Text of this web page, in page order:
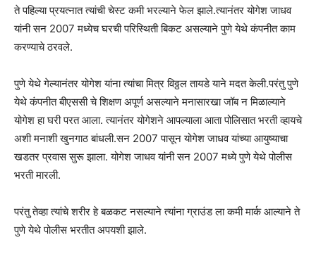
ते पहिल्या प्रयत्नात त्यांची चेस्ट कमी भरल्याने फेल झाले.त्यानंतर योगेश जाधव
यांनी सन 2007 मध्येच घरची परिस्थिती बिकट असल्याने पुणे येथे कंपनीत काम
करण्याचे ठरवले.
पुणे येथे गेल्यानंतर योगेश यांना त्यांचा मित्र विठ्ठल तायडे याने मदत केली.परंतु पुणे
येथे कंपनीत बीएससी चे शिक्षण अपूर्ण असल्याने मनासारखा जॉब न मिळाल्याने
योगेश हा घरी परत आला. त्यानंतर योगेशने आपल्याला आता पोलिसात भरती व्हायचे
अशी मनाशी खुनगाठ बांधली.सन 2007 पासून योगेश जाधव यांच्या आयुष्याचा
खडतर प्रवास सुरू झाला. योगेश जाधव यांनी सन 2007 मध्ये पुणे येथे पोलीस
भरती मारली.
परंतु तेव्हा त्यांचे शरीर हे बळकट नसल्याने त्यांना ग्राउंड ला कमी मार्क आल्याने ते
पुणे येथे पोलीस भरतीत अपयशी झाले.